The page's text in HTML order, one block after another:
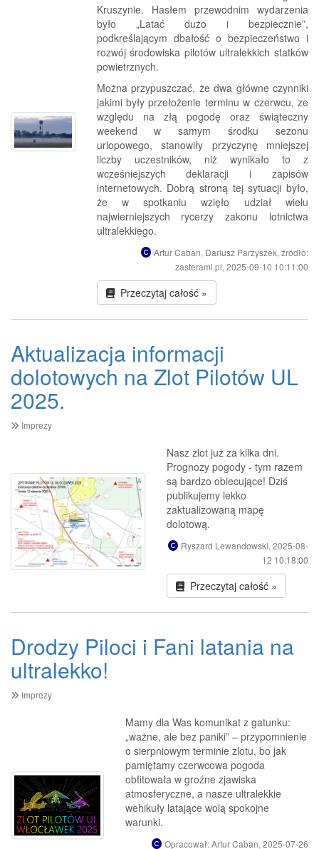
Kruszynie. Hasłem przewodnim wydarzenia
było „Latać dużo i bezpiecznie”,
podkreślającym dbałość o bezpieczeństwo i
rozwój środowiska pilotów ultralekkich statków
powietrznych.
Można przypuszczać, że dwa główne czynniki
jakimi były przełożenie terminu w czerwcu, ze
względu na złą pogodę oraz świąteczny
weekend w samym środku sezonu
urlopowego, stanowiły przyczynę mniejszej
liczby uczestników, niż wynikało to z
wcześniejszych deklaracji i zapisów
internetowych. Dobrą stroną tej sytuacji było,
że w spotkaniu wzięło udział wielu
najwierniejszych rycerzy zakonu lotnictwa
ultralekkiego.
Artur Caban, Dariusz Parzyszek, źródło:
zasterami.pl, 2025-09-10 10:11:00
Przeczytaj całość »
Aktualizacja informacji
dolotowych na Zlot Pilotów UL
2025.
Imprezy
Nasz zlot już za kilka dni.
Prognozy pogody - tym razem
są bardzo obiecujące! Dziś
publikujemy lekko
zaktualizowaną mapę
dolotową.
Ryszard Lewandowski, 2025-08-
12 10:18:00
Przeczytaj całość »
Drodzy Piloci i Fani latania na
ultralekko!
Imprezy
Mamy dla Was komunikat z gatunku:
„ważne, ale bez paniki” – przypomnienie
o sierpniowym terminie zlotu, bo jak
pamiętamy czerwcowa pogoda
obfitowała w groźne zjawiska
atmosferyczne, a nasze ultralekkie
wehikuły latające wolą spokojne
warunki.
Opracował: Artur Caban, 2025-07-26